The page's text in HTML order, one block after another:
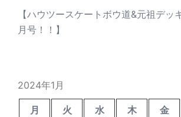
【ハウツースケートボウ道&元祖デ
月号！！】
2024年1月
月 火 水 木 金